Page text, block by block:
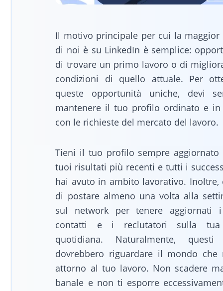
Il motivo principale per cui la maggior
di noi è su LinkedIn è semplice:
di trovare un primo lavoro o di
condizioni di quello attuale. Per
queste opportunità uniche, devi
mantenere il tuo profilo ordinato e in
con le richieste del mercato del lavoro.
Tieni il tuo profilo sempre aggiornato
tuoi risultati più recenti e tutti i
hai avuto in ambito lavorativo. Inoltre,
di postare almeno una volta alla
sul network per tenere aggiornati
contatti e i reclutatori sulla
quotidiana. Naturalmente, questi
dovrebbero riguardare il mondo che
attorno al tuo lavoro. Non scadere
banale e non ti esporre